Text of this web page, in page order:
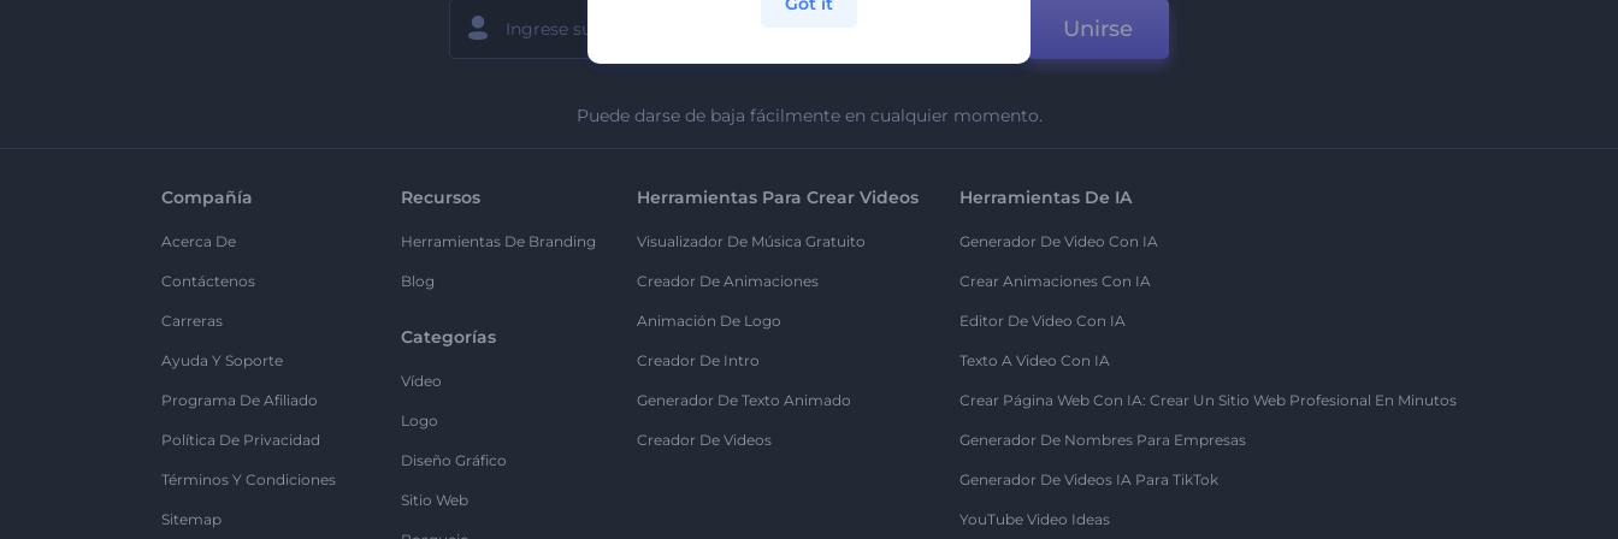
Unirse
Puede darse de baja fácilmente en cualquier momento.
Compañía
Acerca De
Contáctenos
Carreras
Ayuda Y Soporte
Programa De Afiliado
Política De Privacidad
Términos Y Condiciones
Sitemap
Recursos
Herramientas De Branding
Blog
Categorías
Vídeo
Logo
Diseño Gráfico
Sitio Web
Herramientas Para Crear Videos
Visualizador De Música Gratuito
Creador De Animaciones
Animación De Logo
Creador De Intro
Generador De Texto Animado
Creador De Videos
Herramientas De IA
Generador De Video Con IA
Crear Animaciones Con IA
Editor De Video Con IA
Texto A Video Con IA
Crear Página Web Con IA: Crear Un Sitio Web Profesional En Minutos
Generador De Nombres Para Empresas
Generador De Videos IA Para TikTok
YouTube Video Ideas